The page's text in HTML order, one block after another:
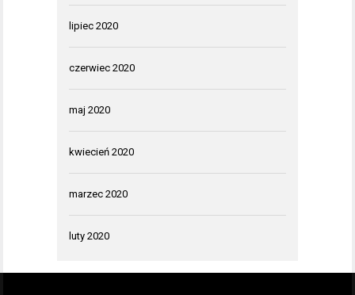
lipiec 2020
czerwiec 2020
maj 2020
kwiecień 2020
marzec 2020
luty 2020